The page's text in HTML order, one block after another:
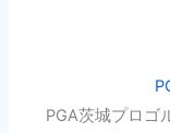
PGA茨城プロゴ